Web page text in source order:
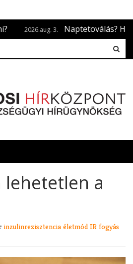
3. Naptetoválás? Ha már
lehetetlen a
inzulinrezisztencia életmód IR fogyás